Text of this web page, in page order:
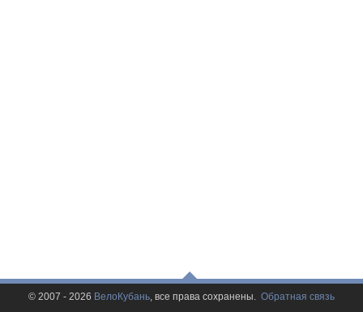
© 2007 - 2026 ВелоКубань, все права сохранены. Обратная связь